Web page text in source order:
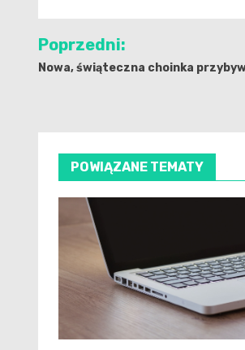
Nawigacja
wpisu
Poprzedni:
Nowa, świąteczna choinka
POWIĄZANE TEMATY